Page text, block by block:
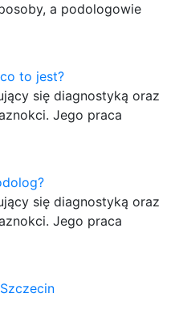
a podologowie
to jest?
się diagnostyką oraz
Jego praca
się diagnostyką oraz
Jego praca